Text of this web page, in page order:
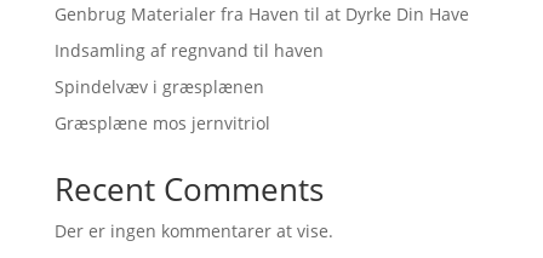
Genbrug Materialer fra Haven til at Dyrke Din Have
Indsamling af regnvand til haven
Spindelvæv i græsplænen
Græsplæne mos jernvitriol
Recent Comments
Der er ingen kommentarer at vise.